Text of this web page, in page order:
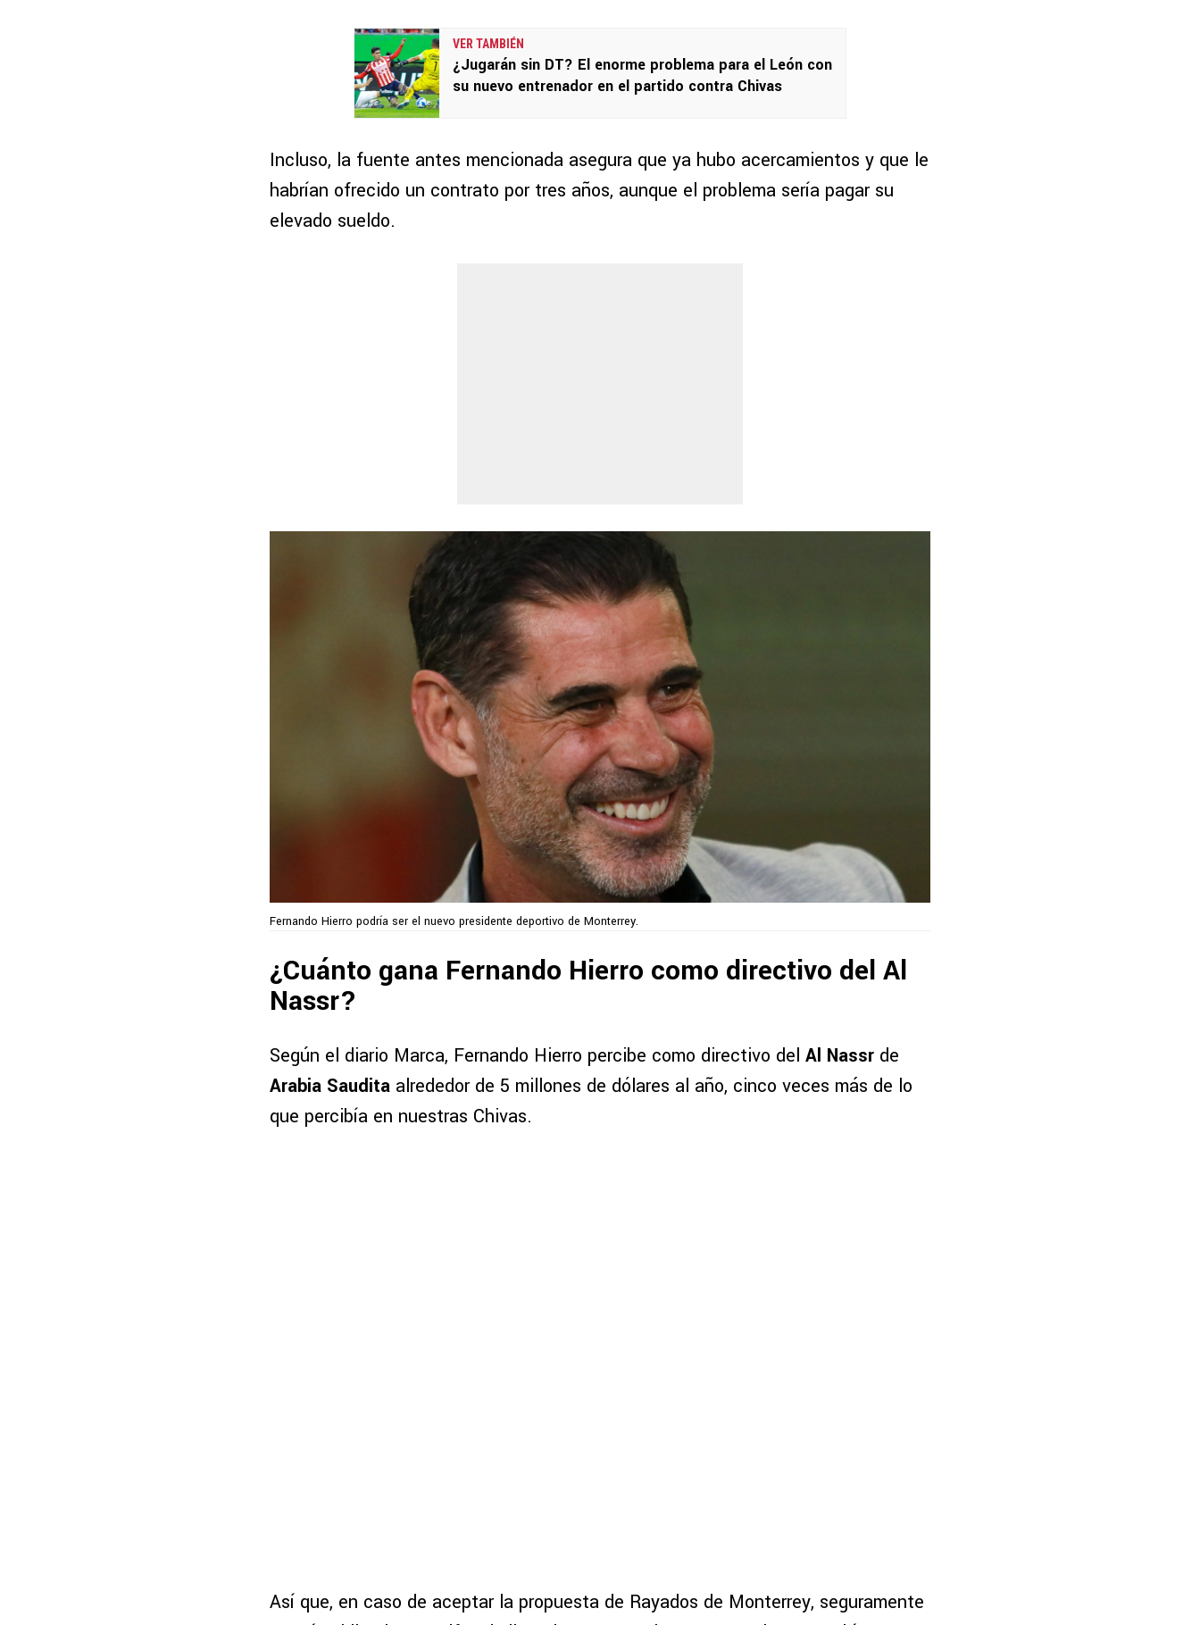
VER TAMBIÉN
¿Jugarán sin DT? El enorme problema para el León con
su nuevo entrenador en el partido contra Chivas
Incluso, la fuente antes mencionada asegura que ya hubo acercamientos y que le
habrían ofrecido un contrato por tres años, aunque el problema sería pagar su
elevado sueldo.
Fernando Hierro podría ser el nuevo presidente deportivo de Monterrey.
¿Cuánto gana Fernando Hierro como directivo del Al
Nassr?
Según el diario Marca, Fernando Hierro percibe como directivo del Al Nassr de
Arabia Saudita alrededor de 5 millones de dólares al año, cinco veces más de lo
que percibía en nuestras Chivas.
Así que, en caso de aceptar la propuesta de Rayados de Monterrey, seguramente